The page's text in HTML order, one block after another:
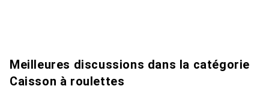
Meilleures discussions dans la catégorie
Caisson à roulettes